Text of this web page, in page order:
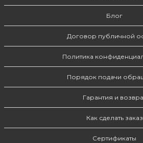
Блог
Договор публичной
Политика
Порядок подачи
Гарантия и
Как сделать заказ
Сертификаты